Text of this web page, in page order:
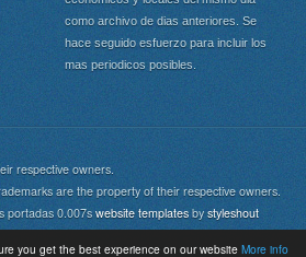
you get the best experience on our website More info
como archivo de dias anteriores. Se
hace seguido esfuerzo para incluir los
mas periodicos posibles.
respective owners.
are the property of their respective owners.
0.007swebsite templates by styleshout